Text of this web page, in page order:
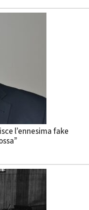
l’ennesima fake